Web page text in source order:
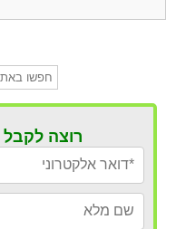
רוצה לקבל